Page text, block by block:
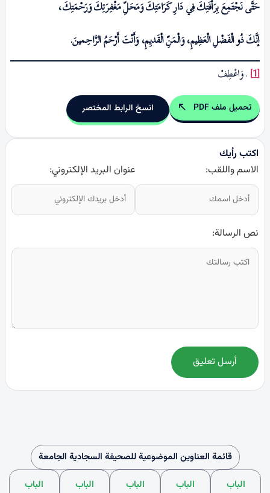
حَتَّى نَجْتَمِعَ بِرَأْفَتِكَ فِي دَارِ كَرَامَتِكَ وَمَحَلِّ مَغْفِرَتِكَ وَرَحْمَتِكَ،
إنَّكَ ذُو الْفَضْلِ الْعَظِيمِ، وَالْمَنِّ الْقَديِمِ، وَأَنْتَ أَرْحَمُ الرَّاحِمینَ.
[1] . وَاعْطِفْ
تحميل ملف PDF انسخ الرابط المختصر
اكتب رأيك
الاسم واللقب:
عنوان البريد الإلكتروني:
نص الرسالة:
أرسل تعليق
قائمة العناوين الموضوعية للصحيفة السجادية الجامعة
الباب
الباب
الباب
الباب
الباب